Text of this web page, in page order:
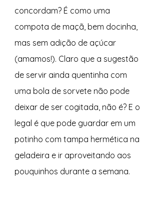
concordam? É como uma
compota de maçã, bem docinha,
mas sem adição de açúcar
(amamos!). Claro que a sugestão
de servir ainda quentinha com
uma bola de sorvete não pode
deixar de ser cogitada, não é? E o
legal é que pode guardar em um
potinho com tampa hermética na
geladeira e ir aproveitando aos
pouquinhos durante a semana.